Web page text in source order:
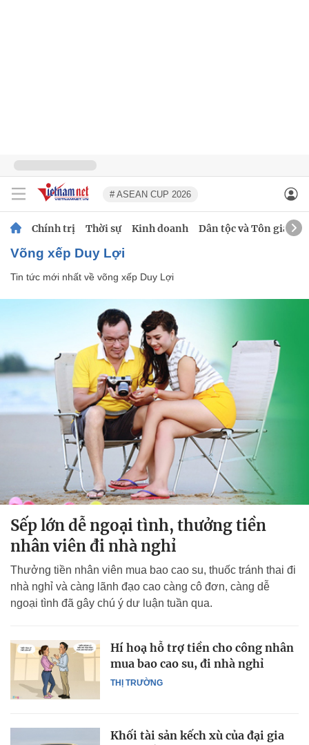
# ASEAN CUP 2026
Chính trị Thời sự Kinh doanh Dân tộc và Tôn giáo
võng xếp Duy Lợi
Tin tức mới nhất về võng xếp Duy Lợi
Sếp lớn dễ ngoại tình, thưởng tiền
nhân viên đi nhà nghỉ
Thưởng tiền nhân viên mua bao cao su, thuốc tránh thai đi
nhà nghỉ và càng lãnh đạo cao càng cô đơn, càng dễ
ngoại tình đã gây chú ý dư luận tuần qua.
THỊ TRƯỜNG
Hí hoạ hỗ trợ tiền cho công nhân
mua bao cao su, đi nhà nghỉ
Khối tài sản kếch xù của đại gia